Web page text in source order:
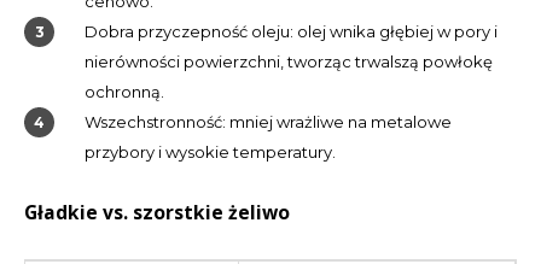
Dobra przyczepność oleju: olej wnika głębiej w pory i
nierówności powierzchni, tworząc trwalszą powłokę
ochronną.
Wszechstronność: mniej wrażliwe na metalowe
przybory i wysokie temperatury.
Gładkie vs. szorstkie żeliwo